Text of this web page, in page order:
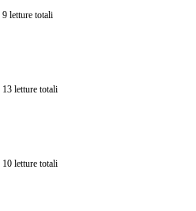
9 letture totali
13 letture totali
10 letture totali